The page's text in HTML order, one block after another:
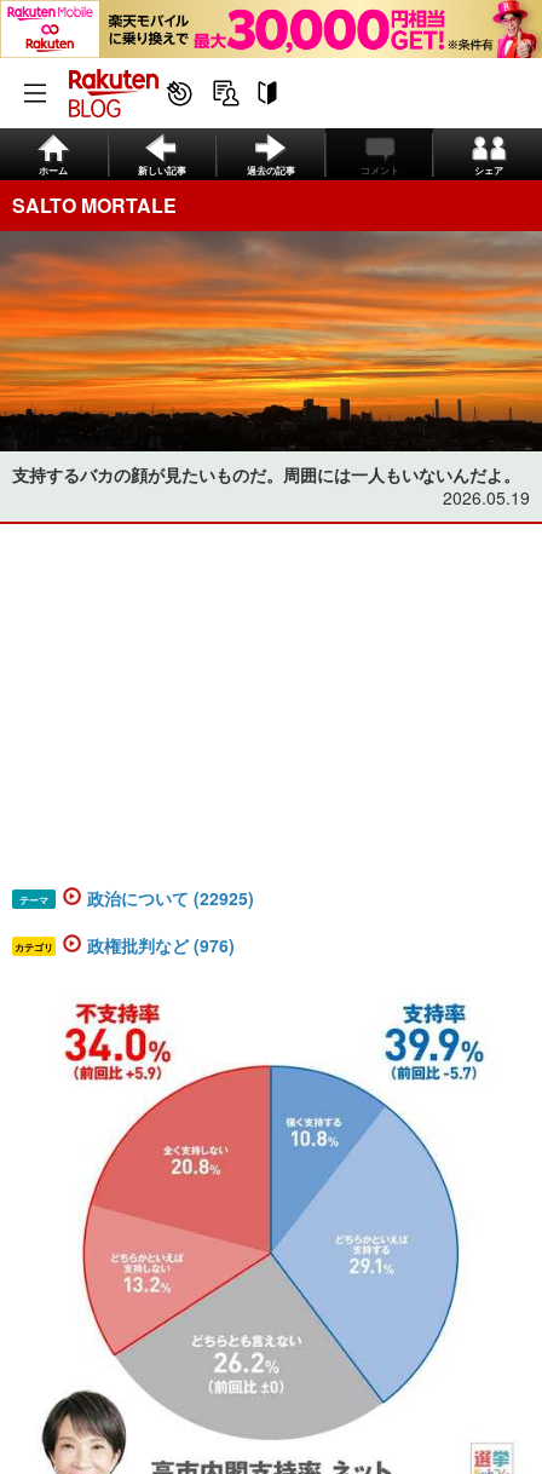
ホーム 新しい記事 過去の記事 コメント シェア
SALTO MORTALE
支持するバカの顔が見たいものだ。周囲には一人もいないんだよ。
2026.05.19
テーマ 政治について (22925)
カテゴリ 政権批判など (976)